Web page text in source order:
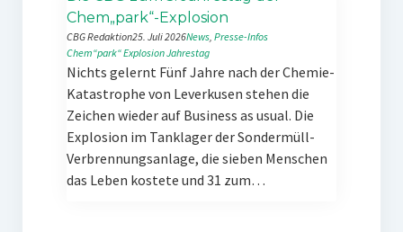
Chem„park“-Explosion
CBG Redaktion25. Juli 2026News, Presse-Infos
Chem“park“ExplosionJahrestag
Nichts gelernt Fünf Jahre nach der Chemie-
Katastrophe von Leverkusen stehen die
Zeichen wieder auf Business as usual. Die
Explosion im Tanklager der Sondermüll-
Verbrennungsanlage, die sieben Menschen
das Leben kostete und 31 zum…